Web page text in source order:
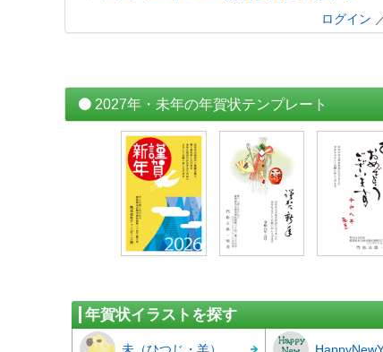
ログイン
2027年・未年の年賀状テンプレート
年賀状イラストを探す